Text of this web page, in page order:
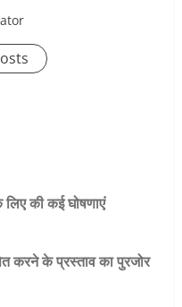
की कई घोषणाएं
करने के प्रस्ताव का पुरजोर